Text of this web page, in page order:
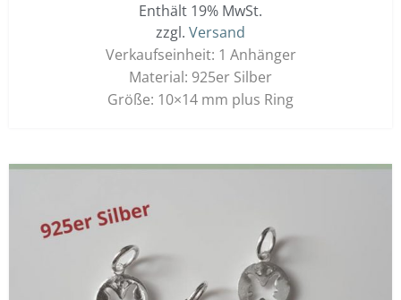
Enthält 19% MwSt.
zzgl. Versand
Verkaufseinheit: 1 Anhänger
Material: 925er Silber
Größe: 10×14 mm plus Ring